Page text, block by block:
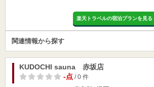
楽天トラベルの宿泊プランを見る
関連情報から探す
KUDOCHI sauna 赤坂店
-点/ 0 件